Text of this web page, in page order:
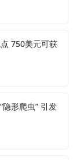
750美元可获
形爬虫” 引发